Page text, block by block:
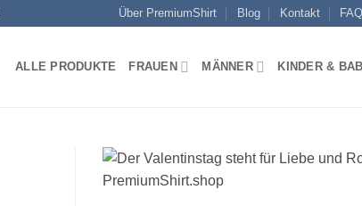
Über PremiumShirt Blog Kontakt FAQ
ALLE PRODUKTE FRAUEN MÄNNER KINDER &